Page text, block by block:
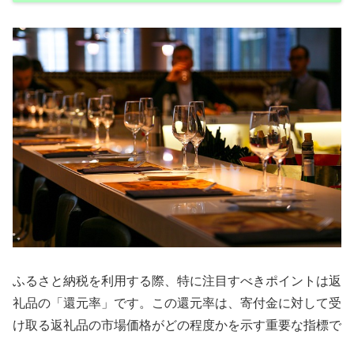
ふるさと納税を利用する際、特に注目すべきポイントは返
礼品の「還元率」です。この還元率は、寄付金に対して受
け取る返礼品の市場価格がどの程度かを示す重要な指標で